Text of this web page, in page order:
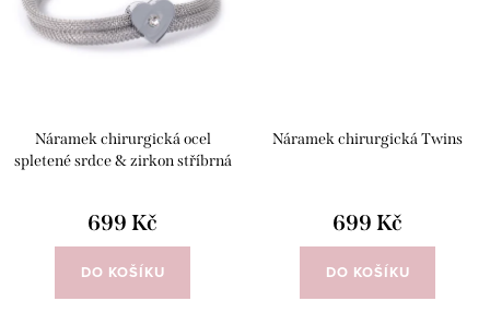
Náramek chirurgická ocel
spletené srdce & zirkon stříbrná
699 Kč
DO KOŠÍKU
Náramek chirurgická Twins
699 Kč
DO KOŠÍKU